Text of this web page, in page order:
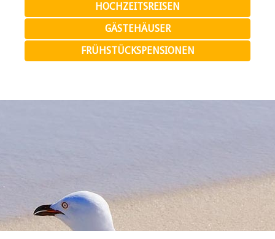
HOCHZEITSREISEN
GÄSTEHÄUSER
FRÜHSTÜCKSPENSIONEN